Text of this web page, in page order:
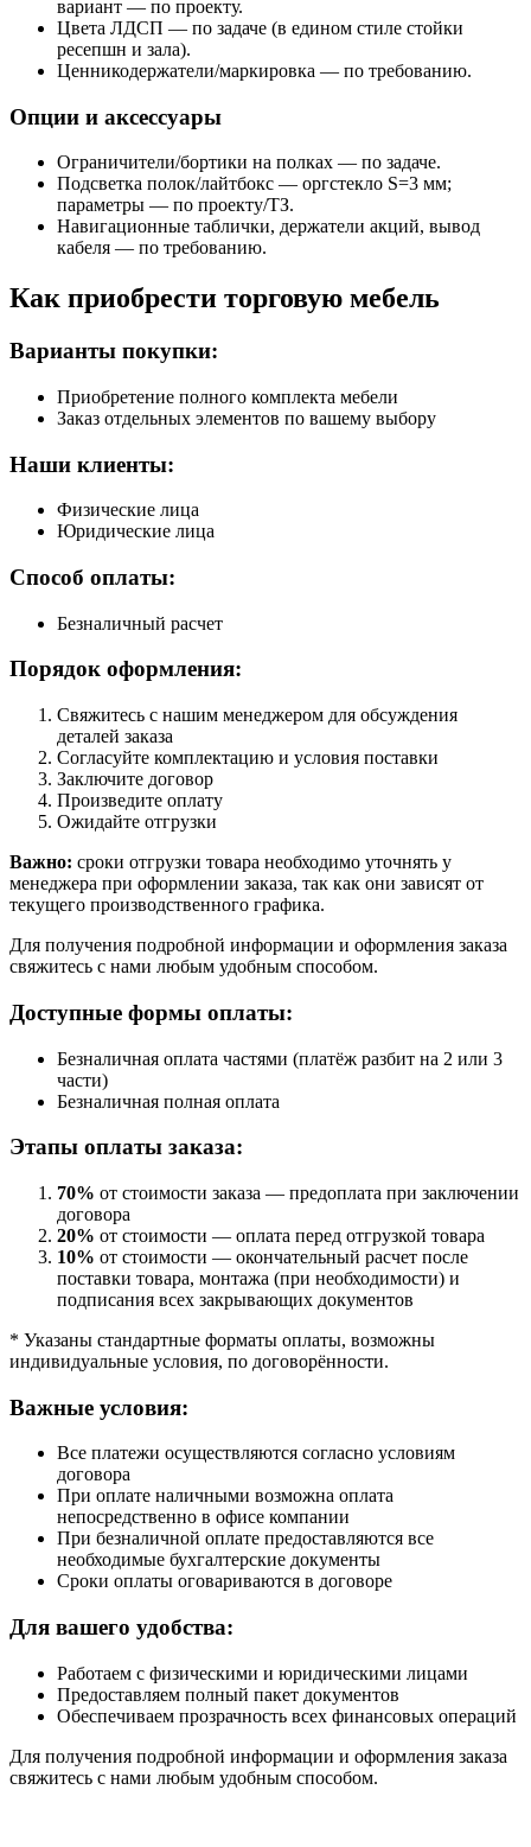
вариант — по проекту.
Цвета ЛДСП — по задаче (в едином стиле стойки
ресепшн и зала).
Ценникодержатели/маркировка — по требованию.
Опции и аксессуары
Ограничители/бортики на полках — по задаче.
Подсветка полок/лайтбокс — оргстекло S=3 мм;
параметры — по проекту/ТЗ.
Навигационные таблички, держатели акций, вывод
кабеля — по требованию.
Как приобрести торговую мебель
Варианты покупки:
Приобретение полного комплекта мебели
Заказ отдельных элементов по вашему выбору
Наши клиенты:
Физические лица
Юридические лица
Способ оплаты:
Безналичный расчет
Порядок оформления:
Свяжитесь с нашим менеджером для обсуждения
деталей заказа
Согласуйте комплектацию и условия поставки
Заключите договор
Произведите оплату
Ожидайте отгрузки
Важно: сроки отгрузки товара необходимо уточнять у
менеджера при оформлении заказа, так как они зависят от
текущего производственного графика.
Для получения подробной информации и оформления заказа
свяжитесь с нами любым удобным способом.
Доступные формы оплаты:
Безналичная оплата частями (платёж разбит на 2 или 3
части)
Безналичная полная оплата
Этапы оплаты заказа:
70% от стоимости заказа — предоплата при заключении
договора
20% от стоимости — оплата перед отгрузкой товара
10% от стоимости — окончательный расчет после
поставки товара, монтажа (при необходимости) и
подписания всех закрывающих документов
* Указаны стандартные форматы оплаты, возможны
индивидуальные условия, по договорённости.
Важные условия:
Все платежи осуществляются согласно условиям
договора
При оплате наличными возможна оплата
непосредственно в офисе компании
При безналичной оплате предоставляются все
необходимые бухгалтерские документы
Сроки оплаты оговариваются в договоре
Для вашего удобства:
Работаем с физическими и юридическими лицами
Предоставляем полный пакет документов
Обеспечиваем прозрачность всех финансовых операций
Для получения подробной информации и оформления заказа
свяжитесь с нами любым удобным способом.